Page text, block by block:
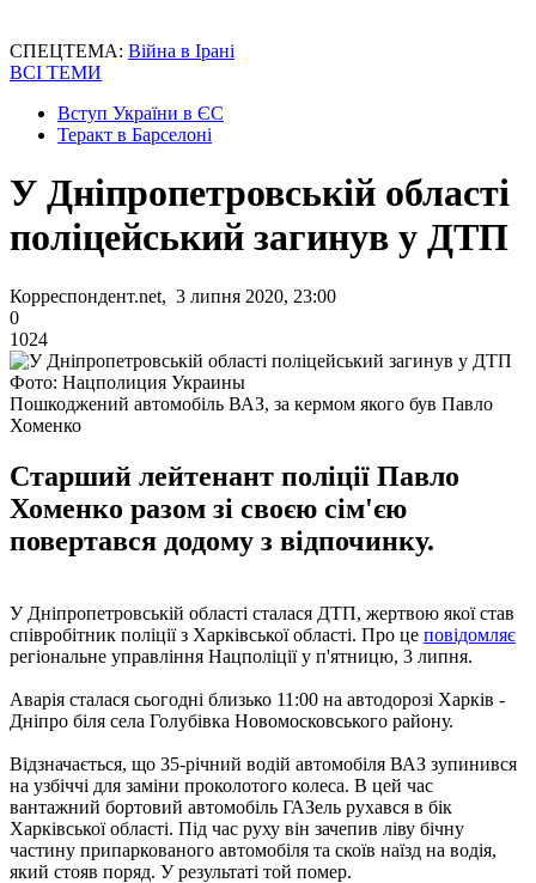
СПЕЦТЕМА: Війна в Ірані
ВСІ ТЕМИ
Вступ України в ЄС
Теракт в Барселоні
У Дніпропетровській області
поліцейський загинув у ДТП
Корреспондент.net, 3 липня 2020, 23:00
0
1024
Фото: Нацполиция Украины
Пошкоджений автомобіль ВАЗ, за кермом якого був Павло
Хоменко
Старший лейтенант поліції Павло
Хоменко разом зі своєю сім'єю
повертався додому з відпочинку.
У Дніпропетровській області сталася ДТП, жертвою якої став
співробітник поліції з Харківської області. Про це повідомляє
регіональне управління Нацполіції у п'ятницю, 3 липня.
Аварія сталася сьогодні близько 11:00 на автодорозі Харків -
Дніпро біля села Голубівка Новомосковського району.
Відзначається, що 35-річний водій автомобіля ВАЗ зупинився
на узбіччі для заміни проколотого колеса. В цей час
вантажний бортовий автомобіль ГАЗель рухався в бік
Харківської області. Під час руху він зачепив ліву бічну
частину припаркованого автомобіля та скоїв наїзд на водія,
який стояв поряд. У результаті той помер.